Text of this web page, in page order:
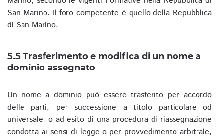
San Marino. Il foro competente è quello della Repubblica
di San Marino.
5.5 Trasferimento e modifica di un nome a
dominio assegnato
Un nome a dominio può essere trasferito per accordo
delle parti, per successione a titolo particolare od
universale, o ad esito di una procedura di riassegnazione
condotta ai sensi di legge o per provvedimento arbitrale,